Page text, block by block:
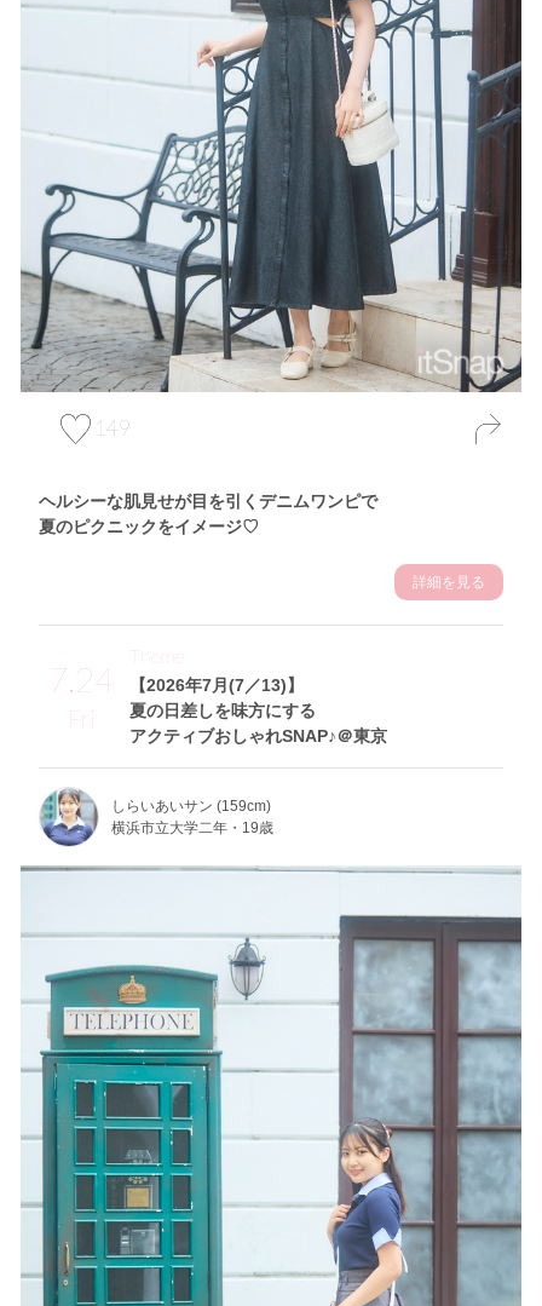
149
ヘルシーな肌見せが目を引くデニムワンピで
夏のピクニックをイメージ♡
詳細を見る
7.24
Fri
【2026年7月(7／13)】
夏の日差しを味方にする
アクティブおしゃれSNAP♪＠東京
Theme
しらいあいサン (159cm)
横浜市立大学二年・19歳